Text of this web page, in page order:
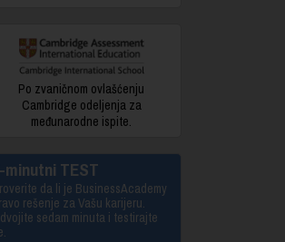
Po zvaničnom ovlašćenju
Cambridge odeljenja za
međunarodne ispite.
minutni TEST
da li je BusinessAcademy
rešenje za Vašu karijeru.
sedam minuta i testirajte